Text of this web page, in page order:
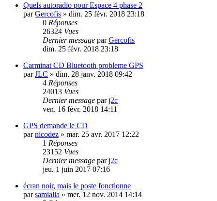
Quels autoradio pour Espace 4 phase 2
parGercofis » dim. 25 févr. 2018 23:18
0 Réponses
26324 Vues
Dernier message parGercofis
dim. 25 févr. 2018 23:18
Carminat CD Bluetooth probleme GPS
parJLC » dim. 28 janv. 2018 09:42
4 Réponses
24013 Vues
Dernier message parj2c
ven. 16 févr. 2018 14:11
GPS demande le CD
parnicodez » mar. 25 avr. 2017 12:22
1 Réponses
23152 Vues
Dernier message parj2c
jeu. 1 juin 2017 07:16
écran noir, mais le poste fonctionne
parsamialia » mer. 12 nov. 2014 14:14